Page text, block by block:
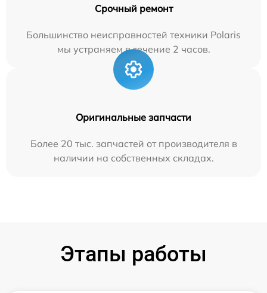
Срочный ремонт
Большинство неисправностей техники Polaris
мы устраняем в течение 2 часов.
Оригинальные запчасти
Более 20 тыс. запчастей от производителя в
наличии на собственных складах.
Этапы работы